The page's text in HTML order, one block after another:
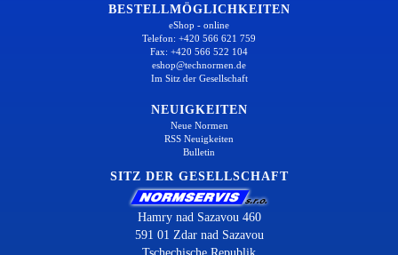
BESTELLMÖGLICHKEITEN
eShop - online
Telefon: +420 566 621 759
Fax: +420 566 522 104
eshop@technormen.de
Im Sitz der Gesellschaft
NEUIGKEITEN
Neue Normen
RSS Neuigkeiten
Bulletin
SITZ DER GESELLSCHAFT
Hamry nad Sazavou 460
591 01 Zdar nad Sazavou